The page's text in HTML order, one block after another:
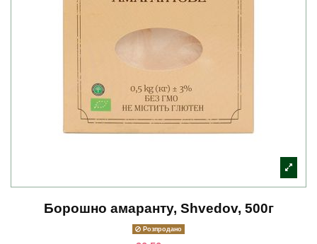
Борошно амаранту, Shvedov, 500г
Розпродано